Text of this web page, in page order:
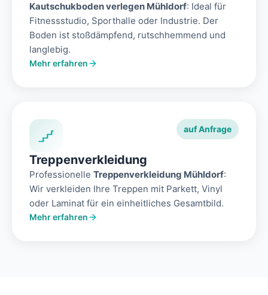
Kautschukboden verlegen Mühldorf: Ideal für
Fitnessstudio, Sporthalle oder Industrie. Der
Boden ist stoßdämpfend, rutschhemmend und
langlebig.
Mehr erfahren
auf Anfrage
Treppenverkleidung
Professionelle Treppenverkleidung Mühldorf:
Wir verkleiden Ihre Treppen mit Parkett, Vinyl
oder Laminat für ein einheitliches Gesamtbild.
Mehr erfahren